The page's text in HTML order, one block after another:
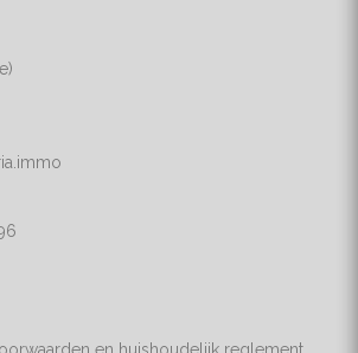
en huishoudelijk reglement